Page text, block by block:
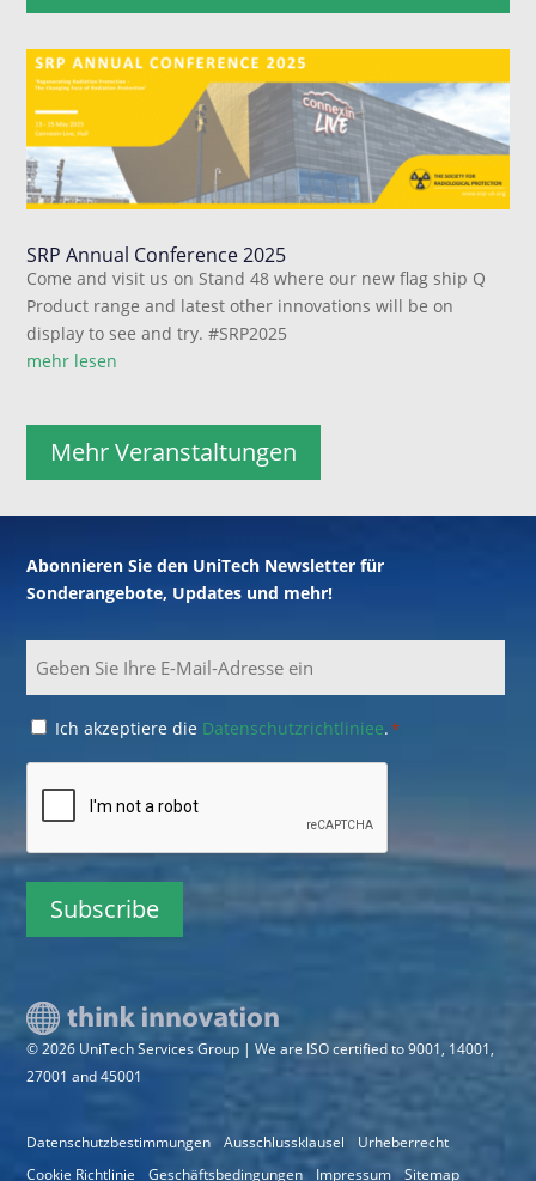
SRP Annual Conference 2025
Come and visit us on Stand 48 where our new flag ship Q
Product range and latest other innovations will be on
display to see and try. #SRP2025
mehr lesen
Mehr Veranstaltungen
Abonnieren Sie den UniTech Newsletter für
Sonderangebote, Updates und mehr!
Consent
Ich akzeptiere die Datenschutzrichtliniee.*
© 2026 UniTech Services Group | We are ISO certified to 9001, 14001,
27001 and 45001
Datenschutzbestimmungen Ausschlussklausel
Urheberrecht
Cookie Richtlinie
Geschäftsbedingungen Impressum Sitemap